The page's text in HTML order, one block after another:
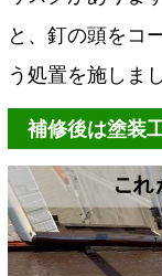
と、釘の頭をコ
う処置を施しま
補修後は塗装